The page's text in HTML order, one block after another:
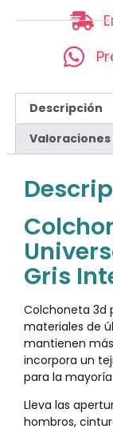
Descripción
Gris
Colchoneta 3d
materiales de
mantienen
incorpora un
para la
Lleva las
hombros,